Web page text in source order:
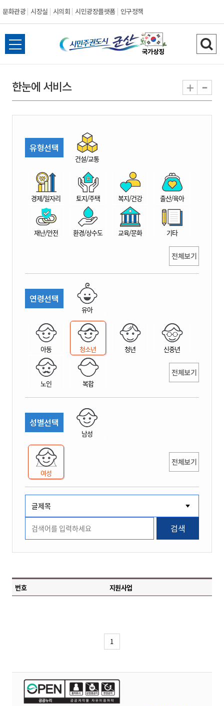
문화관광 시장실 시의회 시민광장플랫폼 인구정책
시
민
권
시
산
전
체
뉴
열
검
색
기
한눈에 서비스 + -
유형선택
건설/교통
경제/일자리 토지/주택 복지/건강 출산/육아
재난/안전 환경/상수도 교육/문화 기타
전체보기
연령선택
유아
아동 청소년 청년 신중년
노인 복합
전체보기
성별선택
남성
여성
전체보기
검색
번호 지원사업
1